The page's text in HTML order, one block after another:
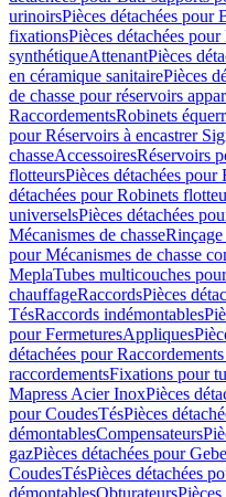
urinoirsPièces détachées pour
fixationsPièces détachées
synthétiqueAttenantPièces
en céramique sanitairePièces
de chasse pour réservoirs
RaccordementsRobinets
pour Réservoirs à encastrer
chasseAccessoiresRéservoirs
flotteursPièces détachées
détachées pour Robinets
universelsPièces détachées
Mécanismes de chasse
pour Mécanismes de chasse
MeplaTubes multicouches
chauffageRaccordsPièces
TésRaccords indémontables
pour FermeturesAppliques
détachées pour
raccordementsFixations pour
Mapress Acier InoxPièces
pour CoudesTésPièces
démontablesCompensateurs
gazPièces détachées pour
CoudesTésPièces détachées
démontablesObturateurs